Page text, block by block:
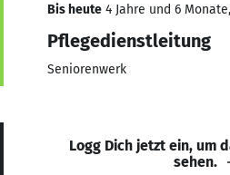
Bis heute 4 Jahre und 6
Pflegedienstleitung
Seniorenwerk
Logg Dich jetzt ein, um
sehen.